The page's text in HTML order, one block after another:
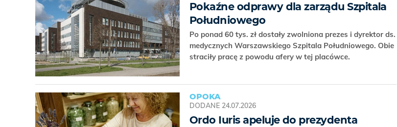
Pokaźne odprawy dla zarządu Szpitala
Południowego
Po ponad 60 tys. zł dostały zwolniona prezes i dyrektor ds.
medycznych Warszawskiego Szpitala Południowego. Obie
straciły pracę z powodu afery w tej placówce.
OPOKA
DODANE 24.07.2026
Ordo Iuris apeluje do prezydenta